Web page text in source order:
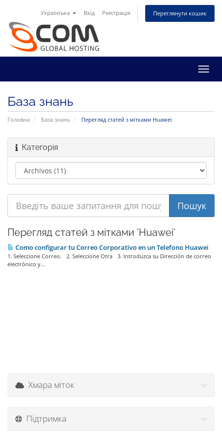
Українська Вхід Реєстрація Переглянути кошик
База знань
Головна База знань Перегляд статей з мітками Huawei
Категорія
Перегляд статей з мітками 'Huawei'
Como configurar tu Correo Corporativo en un Telefono Huawei
1. Seleccione Correo. 2. Seleccione Otra 3. Introduzca su Dirección de correo
electrónico y...
Хмара міток
Підтримка